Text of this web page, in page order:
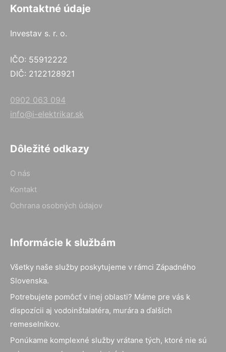
Kontaktné údaje
Investav s. r. o.
IČO: 55912222
DIČ: 2122128921
0902 063 094
info@i-elektrikar.sk
Dôležité odkazy
O nás
Kontakt
Ochrana osobných údajov
Informácie k službám
Všetky naše služby poskytujeme v rámci Západného
Slovenska.
Potrebujete pomôcť v inej oblasti? Máme pre vás k
dispozícii aj vodoinštalatéra, murára a ďalších
remeselníkov.
Ponúkame komplexné služby vrátane tých, ktoré nie sú